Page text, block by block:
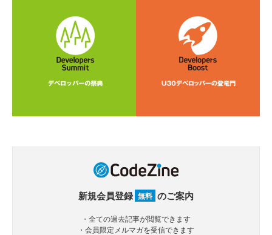
新規会員登録 無料 のご案内
・全ての過去記事が閲覧できます
・会員限定メルマガを受信できます